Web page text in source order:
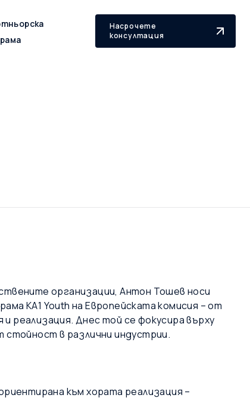
Насрочете
консултация
организации, Антон Тошев носи
KA1 Youth на Европейската комисия – от
реализация. Днес той се фокусира върху
стойност в различни индустрии.
към хората реализация –